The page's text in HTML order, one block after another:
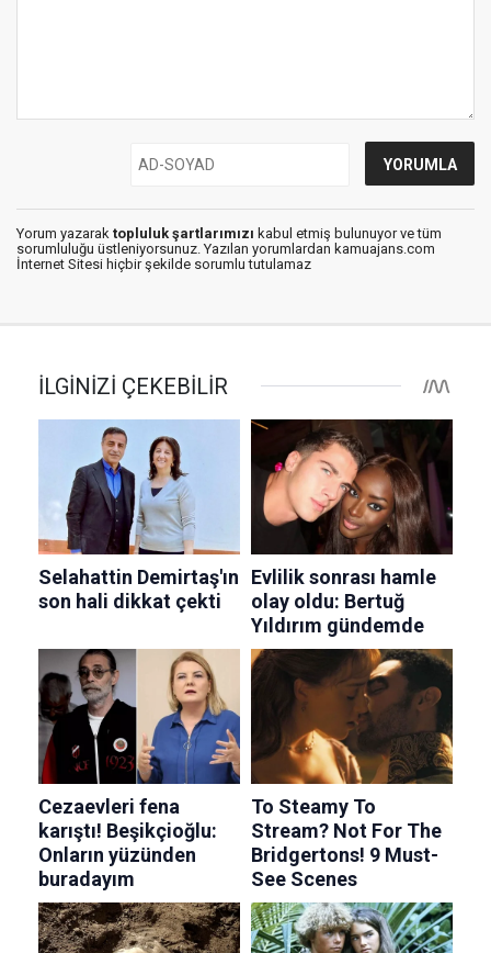
Yorum yazarak topluluk şartlarımızı kabul etmiş bulunuyor ve tüm
sorumluluğu üstleniyorsunuz. Yazılan yorumlardan kamuajans.com
İnternet Sitesi hiçbir şekilde sorumlu tutulamaz